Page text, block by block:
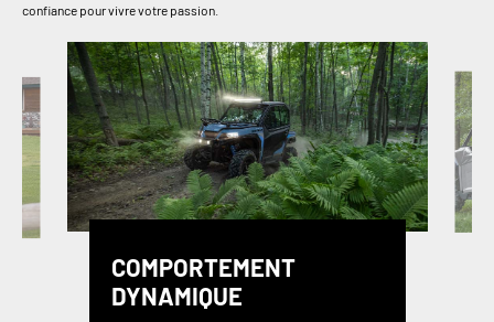
confiance pour vivre votre passion.
COMPORTEMENT
DYNAMIQUE